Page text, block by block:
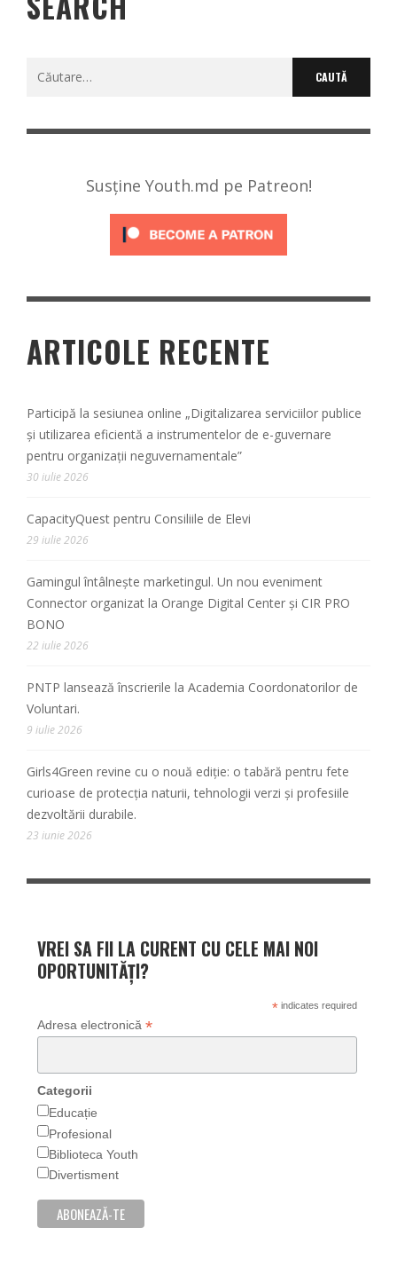
Caută
Susține Youth.md pe Patreon!
ARTICOLE RECENTE
Participă la sesiunea online „Digitalizarea serviciilor publice
și utilizarea eficientă a instrumentelor de e-guvernare
pentru organizații neguvernamentale”
30 iulie 2026
CapacityQuest pentru Consiliile de Elevi
29 iulie 2026
Gamingul întâlnește marketingul. Un nou eveniment
Connector organizat la Orange Digital Center și CIR PRO
BONO
22 iulie 2026
PNTP lansează înscrierile la Academia Coordonatorilor de
Voluntari.
9 iulie 2026
Girls4Green revine cu o nouă ediție: o tabără pentru fete
curioase de protecția naturii, tehnologii verzi și profesiile
dezvoltării durabile.
23 iunie 2026
VREI SA FII LA CURENT CU CELE MAI NOI
OPORTUNITĂȚI?
*indicates required
Adresa electronică *
Categorii
Educație
Profesional
Biblioteca Youth
Divertisment